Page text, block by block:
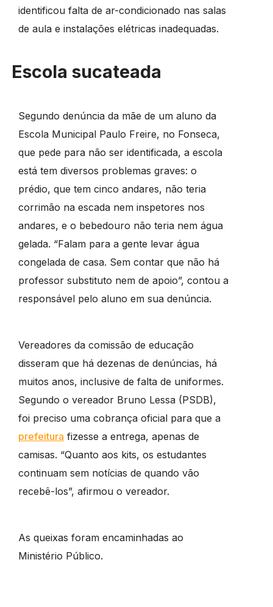
identificou falta de ar-condicionado nas salas
de aula e instalações elétricas inadequadas.
Escola sucateada
Segundo denúncia da mãe de um aluno da
Escola Municipal Paulo Freire, no Fonseca,
que pede para não ser identificada, a escola
está tem diversos problemas graves: o
prédio, que tem cinco andares, não teria
corrimão na escada nem inspetores nos
andares, e o bebedouro não teria nem água
gelada. “Falam para a gente levar água
congelada de casa. Sem contar que não há
professor substituto nem de apoio”, contou a
responsável pelo aluno em sua denúncia.
Vereadores da comissão de educação
disseram que há dezenas de denúncias, há
muitos anos, inclusive de falta de uniformes.
Segundo o vereador Bruno Lessa (PSDB),
foi preciso uma cobrança oficial para que a
prefeitura fizesse a entrega, apenas de
camisas. “Quanto aos kits, os estudantes
continuam sem notícias de quando vão
recebê-los”, afirmou o vereador.
As queixas foram encaminhadas ao
Ministério Público.